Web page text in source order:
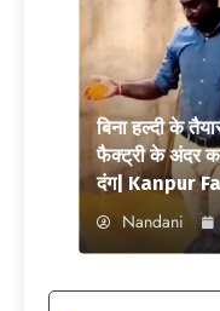
बिना हल्दी के
फैक्ट्री के अंदर
दंग| Kanpur
Nandani